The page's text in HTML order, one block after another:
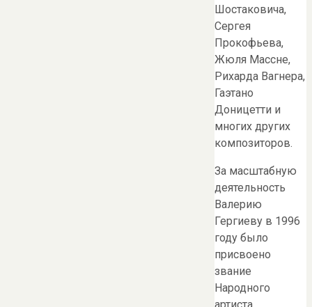
Шостаковича,
Сергея
Прокофьева,
Жюля Массне,
Рихарда Вагнера,
Гаэтано
Доницетти и
многих других
композиторов.
За масштабную
деятельность
Валерию
Гергиеву в 1996
году было
присвоено
звание
Народного